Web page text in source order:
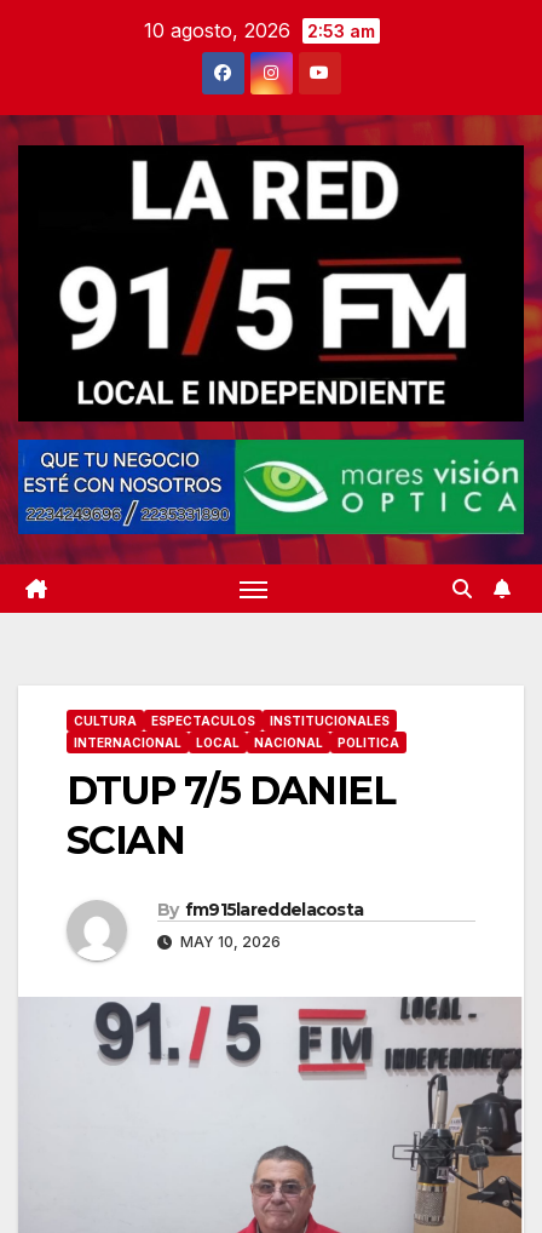
10 agosto, 2026 2:53 am
CULTURA ESPECTACULOS
INSTITUCIONALES
INTERNACIONAL
LOCAL NACIONAL POLITICA
DTUP 7/5 DANIEL
SCIAN
By fm915lareddelacosta
MAY 10, 2026